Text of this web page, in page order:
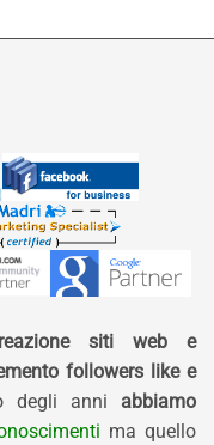
siti web e
followers like e
degli anni abbiamo
ma quello